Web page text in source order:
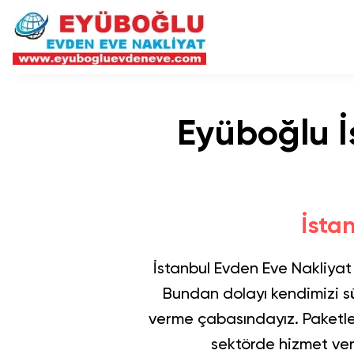
Eyüboğlu
İstanbul Evden Eve Nakliyat
Bundan dolayı kendimizi
verme çabasındayız.
sektörde hizmet